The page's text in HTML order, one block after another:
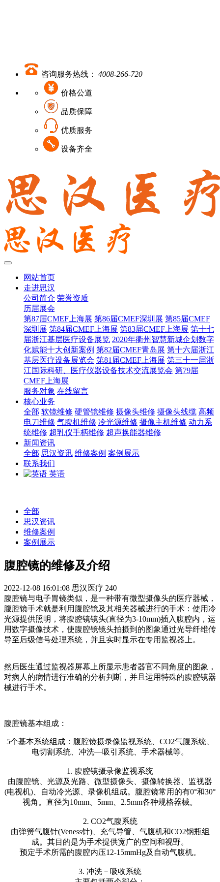
咨询服务热线： 4008-266-720
价格公道
品质保障
优质服务
设备齐全
网站首页
走进思汉
公司简介 荣誉资质
历届展会
第87届CMEF上海展 第86届CMEF深圳展 第85届CMEF
深圳展 第84届CMEF上海展 第83届CMEF上海展 第十七
届浙江基层医疗设备展览 2020年衢州智慧新城企划数字
化赋能十大创新案例 第82届CMEF青岛展 第十六届浙江
基层医疗设备展览会 第81届CMEF上海展 第三十一届浙
江国际科研、医疗仪器设备技术交流展览会 第79届
CMEF上海展
服务对象 在线留言
核心业务
全部 软镜维修 硬管镜维修 摄像头维修 摄像头线缆 高频
电刀维修 气腹机维修 冷光源维修 摄像主机维修 动力系
统维修 超乳仪手柄维修 超声换能器维修
新闻资讯
全部 思汉资讯 维修案例 案例展示
联系我们
英语
全部
思汉资讯
维修案例
案例展示
腹腔镜的维修及介绍
2022-12-08 16:01:08 思汉医疗 240
腹腔镜与电子胃镜类似，是一种带有微型摄像头的医疗器械，
腹腔镜手术就是利用腹腔镜及其相关器械进行的手术：使用冷
光源提供照明，将腹腔镜镜头(直径为3-10mm)插入腹腔内，运
用数字摄像技术，使腹腔镜镜头拍摄到的图象通过光导纤维传
导至后级信号处理系统，并且实时显示在专用监视器上。
然后医生通过监视器屏幕上所显示患者器官不同角度的图象，
对病人的病情进行准确的分析判断，并且运用特殊的腹腔镜器
械进行手术。
腹腔镜基本组成：
5个基本系统组成：腹腔镜摄录像监视系统、CO2气腹系统、
电切割系统、冲洗—吸引系统、手术器械等。
1. 腹腔镜摄录像监视系统
由腹腔镜、光源及光路、微型摄像头、摄像转换器、监视器
(电视机)、自动冷光源、录像机组成。腹腔镜常用的有0°和30°
视角。直径为10mm、5mm、2.5mm各种规格器械。
2. CO2气腹系统
由弹簧气腹针(Veness针)、充气导管、气腹机和CO2钢瓶组
成。其目的是为手术提供宽广的空间和视野。
预定手术所需的腹腔内压12-15mmHg及自动气腹机。
3. 冲洗－吸收系统